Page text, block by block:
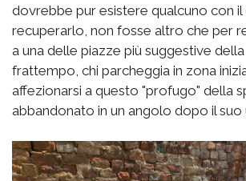
dovrebbe pur esistere qualcuno con
recuperarlo, non fosse altro che per
a una delle piazze più suggestive
frattempo, chi parcheggia in zona
affezionarsi a questo "profugo" della
abbandonato in un angolo dopo il